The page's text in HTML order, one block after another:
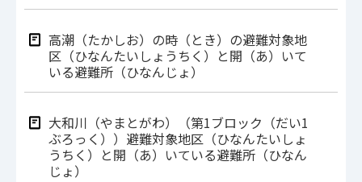
高潮（たかしお）の時（とき）の避難対象地
区（ひなんたいしょうちく）と開（あ）いて
いる避難所（ひなんじょ）
大和川（やまとがわ）（第1ブロック（だい1
ぶろっく））避難対象地区（ひなんたいしょ
うちく）と開（あ）いている避難所（ひなん
じょ）